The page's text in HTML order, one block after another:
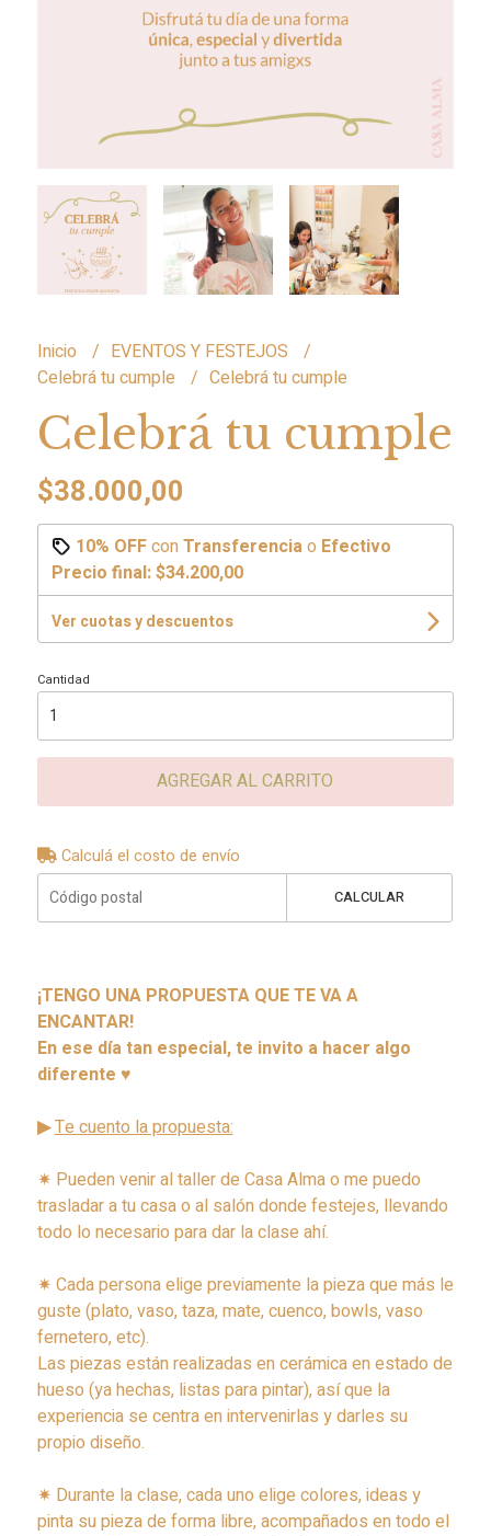
Inicio
EVENTOS Y FESTEJOS
Celebrá tu cumple
Celebrá tu cumple
Celebrá tu cumple
$38.000,00
10% OFFcon Transferenciao Efectivo
Precio final:$34.200,00
Ver cuotas y descuentos
Cantidad
AGREGAR AL CARRITO
Calculá el costo de envío
CALCULAR
¡TENGO UNA PROPUESTA QUE TE VA A
ENCANTAR!
En ese día tan especial, te invito a hacer algo
diferente ♥
▶Te cuento la propuesta:
✷ Pueden venir al taller de Casa Alma o me puedo
trasladar a tu casa o al salón donde festejes, llevando
todo lo necesario para dar la clase ahí.
✷ Cada persona elige previamente la pieza que más le
guste (plato, vaso, taza, mate, cuenco, bowls, vaso
fernetero, etc).
Las piezas están realizadas en cerámica en estado de
hueso (ya hechas, listas para pintar), así que la
experiencia se centra en intervenirlas y darles su
propio diseño.
✷ Durante la clase, cada uno elige colores, ideas y
pinta su pieza de forma libre, acompañados en todo el